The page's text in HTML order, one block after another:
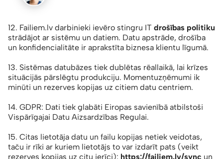
12. Failiem.lv darbinieki ievēro stingru IT drošības politiku
strādājot ar sistēmu un datiem. Datu apstrāde, drošība
un konfidencialitāte ir aprakstīta biznesa klientu līgumā.
13. Sistēmas datubāzes tiek dublētas rēallaikā, lai krīzes
situācijās pārslēgtu produkciju. Momentuzņēmumi ik
minūti un rezerves kopijas uz citiem datu centriem.
14. GDPR: Dati tiek glabāti Eiropas savienībā atbilstoši
Vispārīgajai Datu Aizsardzības Regulai.
15. Citas lietotāja datu un failu kopijas netiek veidotas,
taču ir rīki ar kuriem lietotājs to var izdarīt pats (veikt
rezerves kopijas uz citu ierīci): https://failiem.lv/sync un